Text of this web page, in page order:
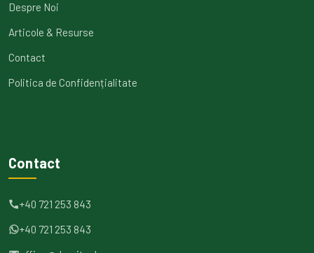
Despre Noi
Articole & Resurse
Contact
Politica de Confidențialitate
Contact
+40 721 253 843
+40 721 253 843